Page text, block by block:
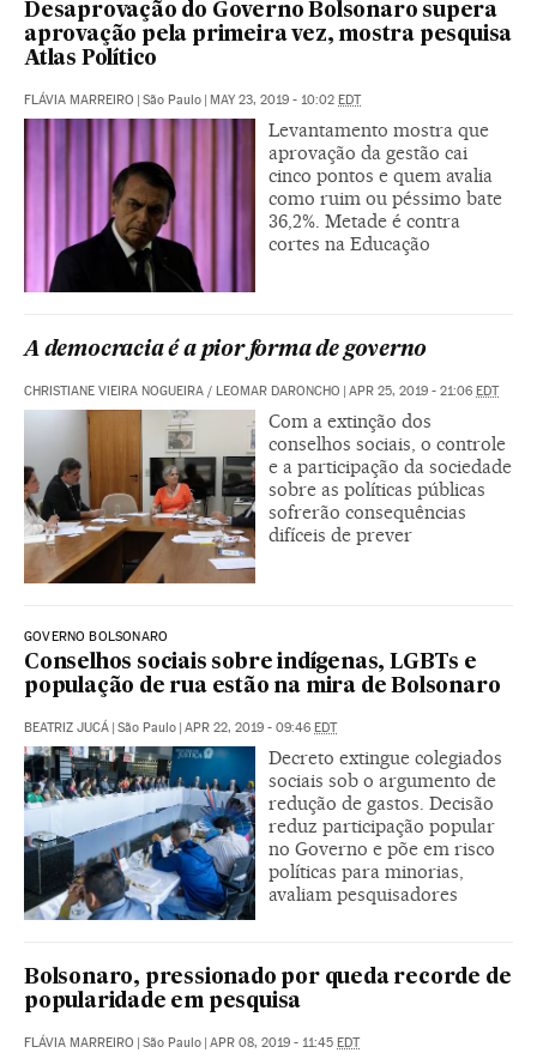
Desaprovação do Governo Bolsonaro supera
aprovação pela primeira vez, mostra pesquisa
Atlas Político
FLÁVIA MARREIRO São Paulo MAY 23, 2019 - 10:02 EDT
Levantamento mostra que
aprovação da gestão cai
cinco pontos e quem avalia
como ruim ou péssimo bate
36,2%. Metade é contra
cortes na Educação
A democracia é a pior forma de governo
CHRISTIANE VIEIRA NOGUEIRA / LEOMAR DARONCHO | APR 25, 2019 - 21:06 EDT
Com a extinção dos
conselhos sociais, o controle
e a participação da sociedade
sobre as políticas públicas
sofrerão consequências
difíceis de prever
GOVERNO BOLSONARO
Conselhos sociais sobre indígenas, LGBTs e
população de rua estão na mira de Bolsonaro
BEATRIZ JUCÁ | São Paulo | APR 22, 2019 - 09:46 EDT
Decreto extingue colegiados
sociais sob o argumento de
redução de gastos. Decisão
reduz participação popular
no Governo e põe em risco
políticas para minorias,
avaliam pesquisadores
Bolsonaro, pressionado por queda recorde de
popularidade em pesquisa
FLÁVIA MARREIRO | São Paulo | APR 08, 2019 - 11:45 EDT